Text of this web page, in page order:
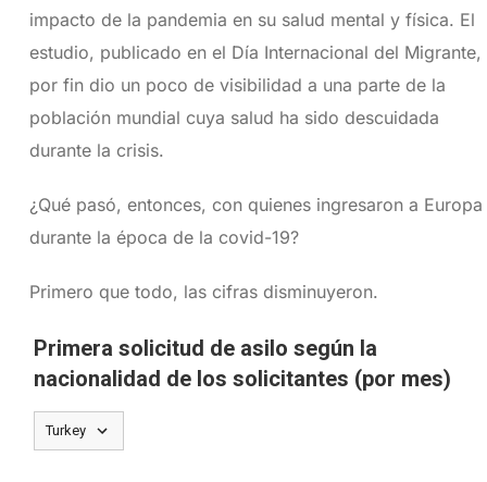
impacto de la pandemia en su salud mental y física. El
estudio, publicado en el Día Internacional del Migrante,
por fin dio un poco de visibilidad a una parte de la
población mundial cuya salud ha sido descuidada
durante la crisis.
¿Qué pasó, entonces, con quienes ingresaron a Europa
durante la época de la covid-19?
Primero que todo, las cifras disminuyeron.